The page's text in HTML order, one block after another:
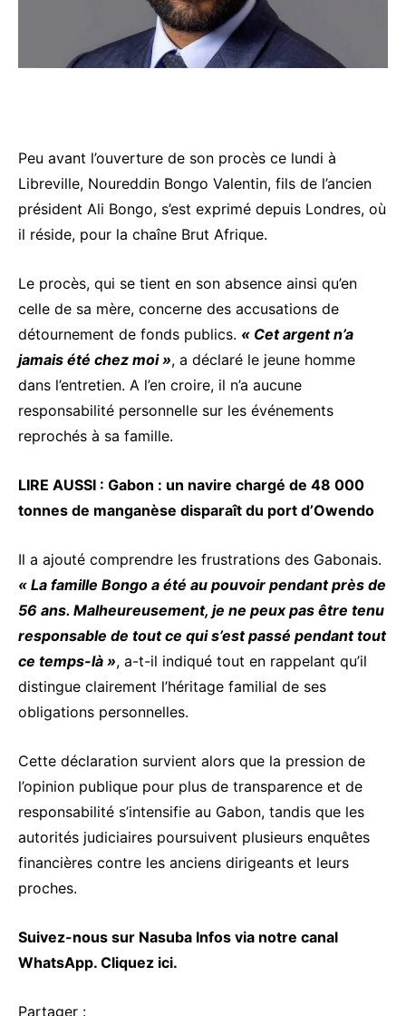
Peu avant l’ouverture de son procès ce lundi à
Libreville, Noureddin Bongo Valentin, fils de l’ancien
président Ali Bongo, s’est exprimé depuis Londres, où
il réside, pour la chaîne Brut Afrique.
Le procès, qui se tient en son absence ainsi qu’en
celle de sa mère, concerne des accusations de
détournement de fonds publics. « Cet argent n’a
jamais été chez moi », a déclaré le jeune homme
dans l’entretien. A l’en croire, il n’a aucune
responsabilité personnelle sur les événements
reprochés à sa famille.
LIRE AUSSI : Gabon : un navire chargé de 48 000
tonnes de manganèse disparaît du port d’Owendo
Il a ajouté comprendre les frustrations des Gabonais.
« La famille Bongo a été au pouvoir pendant près de
56 ans. Malheureusement, je ne peux pas être tenu
responsable de tout ce qui s’est passé pendant tout
ce temps-là », a-t-il indiqué tout en rappelant qu’il
distingue clairement l’héritage familial de ses
obligations personnelles.
Cette déclaration survient alors que la pression de
l’opinion publique pour plus de transparence et de
responsabilité s’intensifie au Gabon, tandis que les
autorités judiciaires poursuivent plusieurs enquêtes
financières contre les anciens dirigeants et leurs
proches.
Suivez-nous sur Nasuba Infos via notre canal
WhatsApp. Cliquez ici.
Partager :